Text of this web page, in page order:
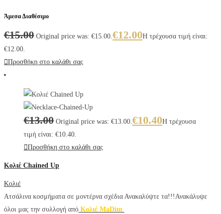
Άμεσα Διαθέσιμο
€15.00 Original price was: €15.00.€12.00Η τρέχουσα τιμή είναι:
€12.00.
Προσθήκη στο καλάθι σας
€13.00 Original price was: €13.00.€10.40Η τρέχουσα
τιμή είναι: €10.40.
Προσθήκη στο καλάθι σας
Κολιέ Chained Up
Κολιέ
Ατσάλινα κοσμήματα σε μοντέρνα σχέδια Ανακαλύψτε τα!!!Ανακάλυψε
όλοι μας την συλλογή από Κολιέ MaDim